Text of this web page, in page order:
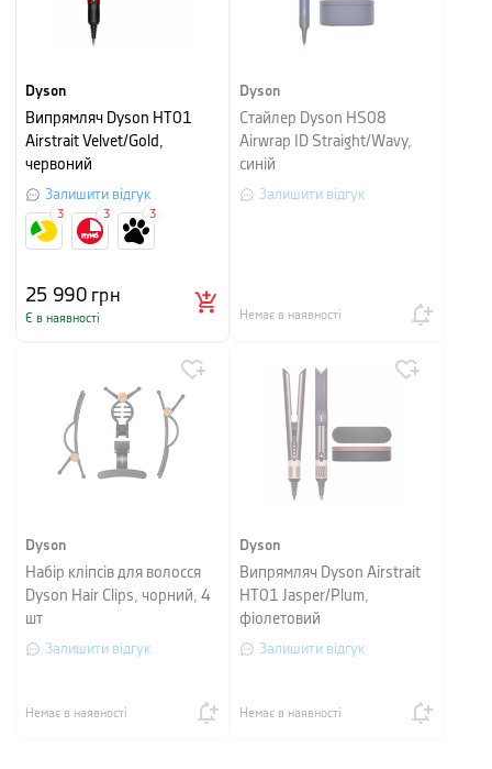
Dyson
Випрямляч Dyson HT01
Airstrait Velvet/Gold,
червоний
Залишити відгук
25 990грн
Є в наявності
3 3 3
Dyson
Стайлер Dyson HS08
Airwrap ID Straight/Wavy,
синій
Залишити відгук
Немає в наявності
Dyson
Набір кліпсів для волосся
Dyson Hair Clips, чорний, 4
шт
Залишити відгук
Немає в наявності
Dyson
Випрямляч Dyson Airstrait
HT01 Jasper/Plum,
фіолетовий
Залишити відгук
Немає в наявності